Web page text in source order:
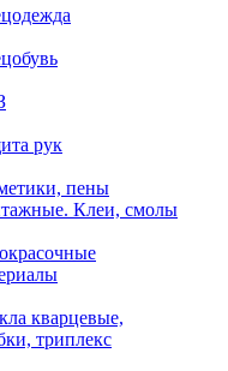
рук
пены
Клеи, смолы
кварцевые,
триплекс